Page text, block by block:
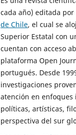
cada año) editada por
de Chile, el cual se
Superior Estatal con
cuentan con acceso
plataforma Open
portugués. Desde
investigaciones
atención en
políticas, artísticas,
perspectiva del sur